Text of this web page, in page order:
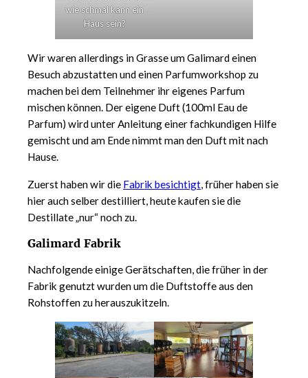
wie schmal kann ein
Haus sein?
Wir waren allerdings in Grasse um Galimard einen
Besuch abzustatten und einen Parfumworkshop zu
machen bei dem Teilnehmer ihr eigenes Parfum
mischen können. Der eigene Duft (100ml Eau de
Parfum) wird unter Anleitung einer fachkundigen Hilfe
gemischt und am Ende nimmt man den Duft mit nach
Hause.
Zuerst haben wir die Fabrik besichtigt, früher haben sie
hier auch selber destilliert, heute kaufen sie die
Destillate „nur“ noch zu.
Galimard Fabrik
Nachfolgende einige Gerätschaften, die früher in der
Fabrik genutzt wurden um die Duftstoffe aus den
Rohstoffen zu herauszukitzeln.